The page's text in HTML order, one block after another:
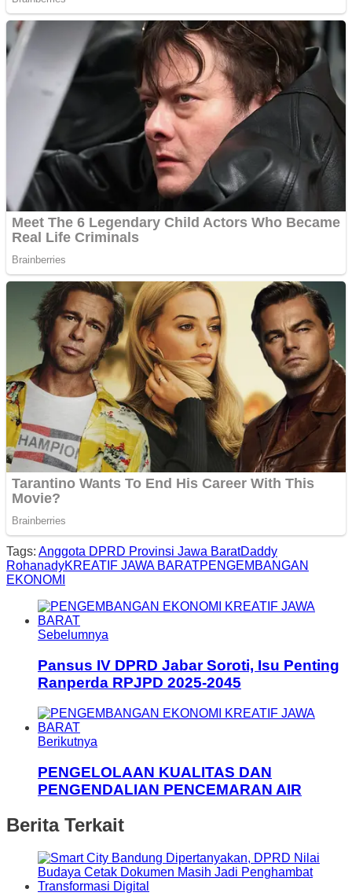
Tags: Anggota DPRD Provinsi Jawa BaratDaddy
RohanadyKREATIF JAWA BARATPENGEMBANGAN
EKONOMI
Sebelumnya
Pansus IV DPRD Jabar Soroti, Isu Penting
Ranperda RPJPD 2025-2045
Berikutnya
PENGELOLAAN KUALITAS DAN
PENGENDALIAN PENCEMARAN AIR
Berita Terkait